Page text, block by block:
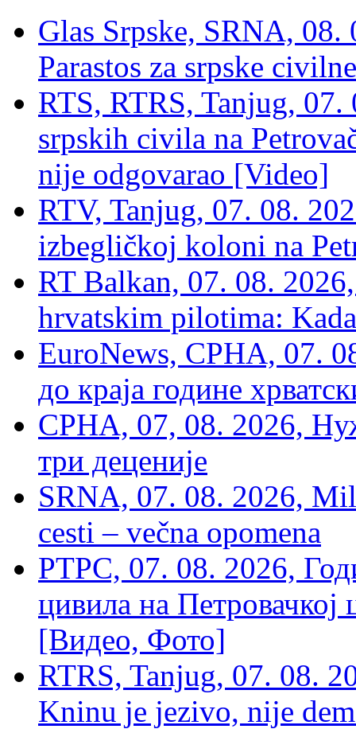
Glas Srpske, SRNA,
Parastos za srpske
RTS, RTRS, Tanjug,
srpskih civila na
nije odgovarao [Video]
RTV, Tanjug, 07. 08.
izbegličkoj koloni na
RT Balkan, 07. 08.
hrvatskim pilotima:
EuroNews, СРНА, 07.
до краја године
СРНА, 07, 08. 2026,
три деценије
SRNA, 07. 08. 2026,
cesti – večna opomena
РТРС, 07. 08. 2026,
цивила на Петровачкој
[Видео, Фото]
RTRS, Tanjug, 07. 08.
Kninu je jezivo, nije